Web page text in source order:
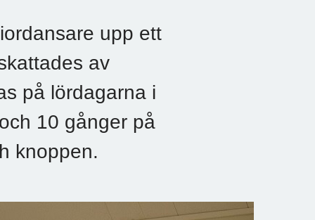
upp ett
av
på lördagarna i
10 gånger på
knoppen.